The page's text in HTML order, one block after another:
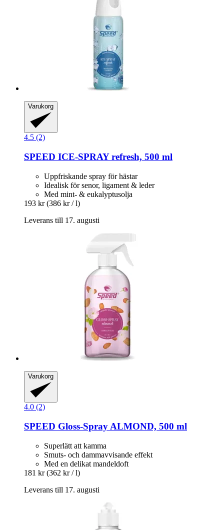
Varukorg
4.5 (2)
SPEED ICE-​SPRAY refresh, 500 ml
Uppfriskande spray för hästar
Idealisk för senor, ligament & leder
Med mint- & eukalyptusolja
193 kr (386 kr / l)
Leverans till 17. augusti
Varukorg
4.0 (2)
SPEED Gloss-​Spray ALMOND, 500 ml
Superlätt att kamma
Smuts- och dammavvisande effekt
Med en delikat mandeldoft
181 kr (362 kr / l)
Leverans till 17. augusti